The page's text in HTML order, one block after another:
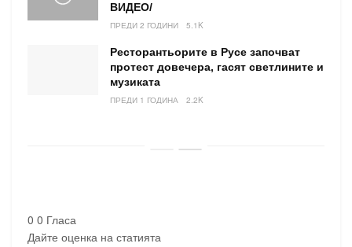
ВИДЕО/
ПРЕДИ 2 ГОДИНИ 5.1K
Ресторантьорите в Русе започват
протест довечера, гасят светлините и
музиката
ПРЕДИ 1 ГОДИНА 2.2K
0 0 Гласа
Дайте оценка на статията